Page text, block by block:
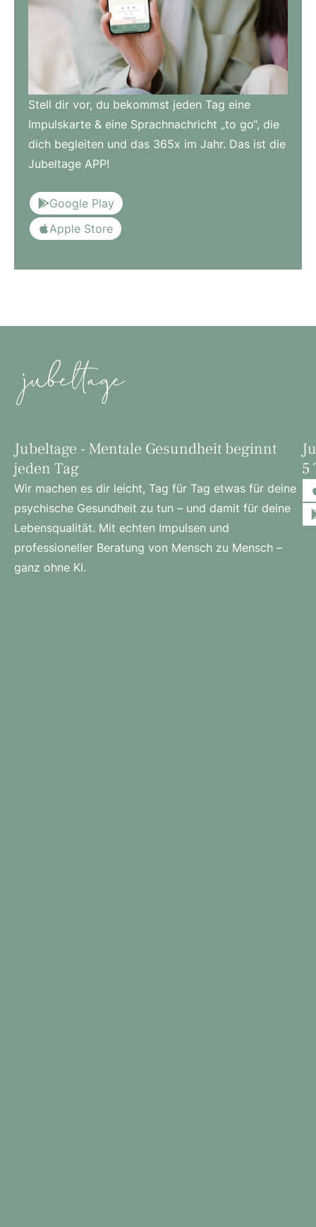
Stell dir vor, du bekommst jeden Tag eine
Impulskarte & eine Sprachnachricht „to go“, die
dich begleiten und das 365x im Jahr. Das ist die
Jubeltage APP!
Google Play
Apple Store
Jubeltage - Mentale Gesundheit beginnt
jeden Tag
Wir machen es dir leicht, Tag für Tag etwas für deine
psychische Gesundheit zu tun – und damit für deine
Lebensqualität. Mit echten Impulsen und
professioneller Beratung von Mensch zu Mensch –
ganz ohne KI.
5